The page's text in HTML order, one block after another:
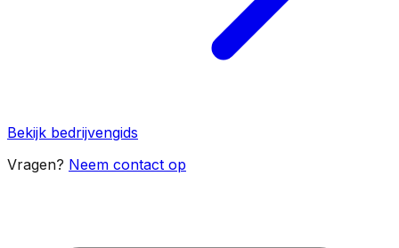
Bekijk bedrijvengids
Vragen? Neem contact op